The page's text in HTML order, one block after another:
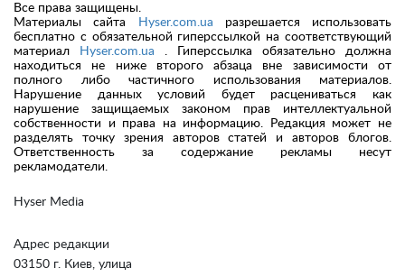
Hyser Media
Адрес редакции
03150 г. Киев, улица
Все права защищены.
Материалы сайта
Hyser.com.ua разрешается использовать
бесплатно с обязательной гиперссылкой на соответствующий
материал
Hyser.com.ua . Гиперссылка обязательно должна
находиться не ниже второго абзаца вне зависимости от
полного либо частичного использования материалов.
Нарушение данных условий будет расцениваться как
нарушение защищаемых законом прав интеллектуальной
собственности и права на информацию. Редакция может не
разделять точку зрения авторов статей и авторов блогов.
Ответственность за содержание рекламы несут
рекламодатели.